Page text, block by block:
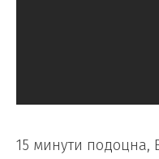
15 минути